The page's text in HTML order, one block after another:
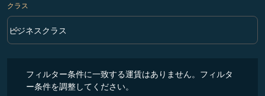
クラス
クラス option ビジネスクラス Selected
ビジネスクラス
keyboard_arrow_down
フィルター条件に一致する運賃はありません。フィルタ
ー条件を調整してください。